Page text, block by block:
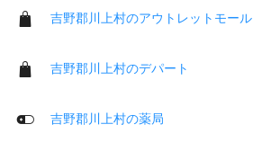
吉野郡川上村のアウトレットモール
吉野郡川上村のデパート
吉野郡川上村の薬局